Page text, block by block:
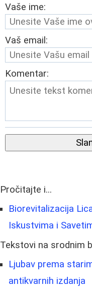
Vaše ime:
Vaš email:
Komentar:
Pročitajte i...
Biorevitalizacija
Iskustvima i
Tekstovi na srodnim
Ljubav prema
antikvarnih izdanja